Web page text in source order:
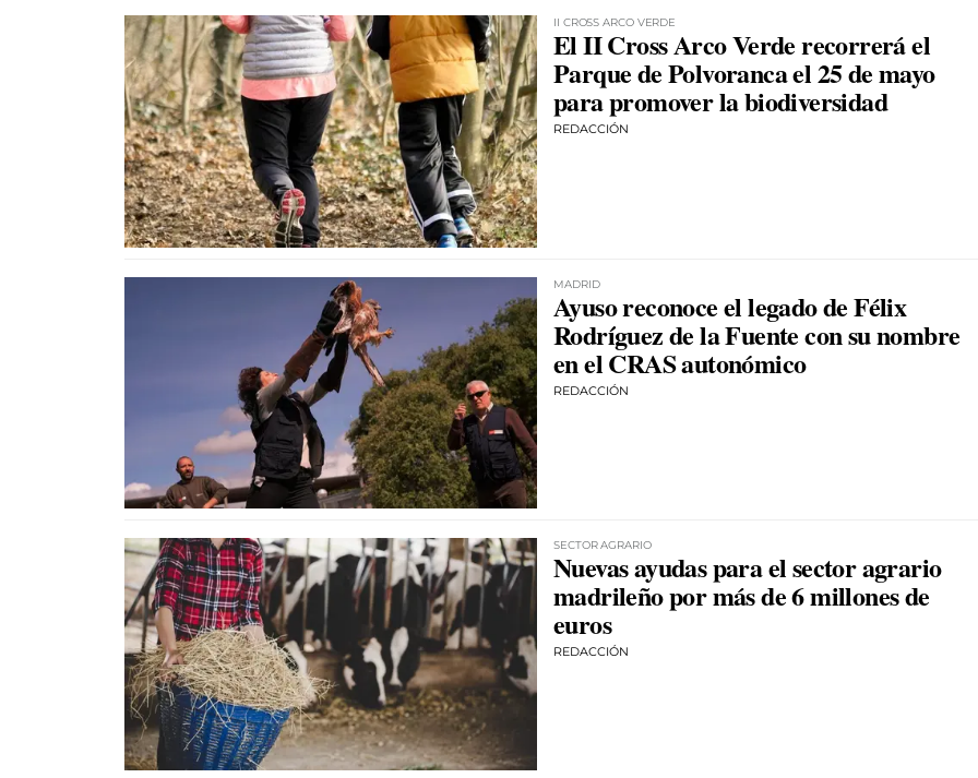
II CROSS ARCO VERDE
El II Cross Arco Verde recorrerá el
Parque de Polvoranca el 25 de mayo
para promover la biodiversidad
REDACCIÓN
MADRID
Ayuso reconoce el legado de Félix
Rodríguez de la Fuente con su nombre
en el CRAS autonómico
REDACCIÓN
SECTOR AGRARIO
Nuevas ayudas para el sector agrario
madrileño por más de 6 millones de
euros
REDACCIÓN